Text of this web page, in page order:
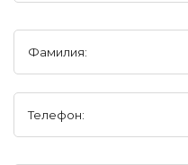
Фамилия:
Телефон: